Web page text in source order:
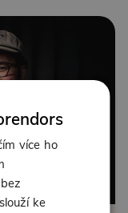
více ho
ke